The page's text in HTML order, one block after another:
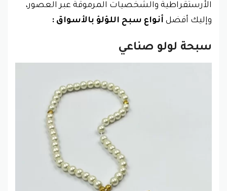
الأرستقراطية والشخصيات المرموقة عبر العصور،
وإليك أفضل أنواع سبح اللؤلؤ بالأسواق :
سبحة لولو صناعي